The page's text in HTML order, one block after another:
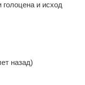
и исход
назад)